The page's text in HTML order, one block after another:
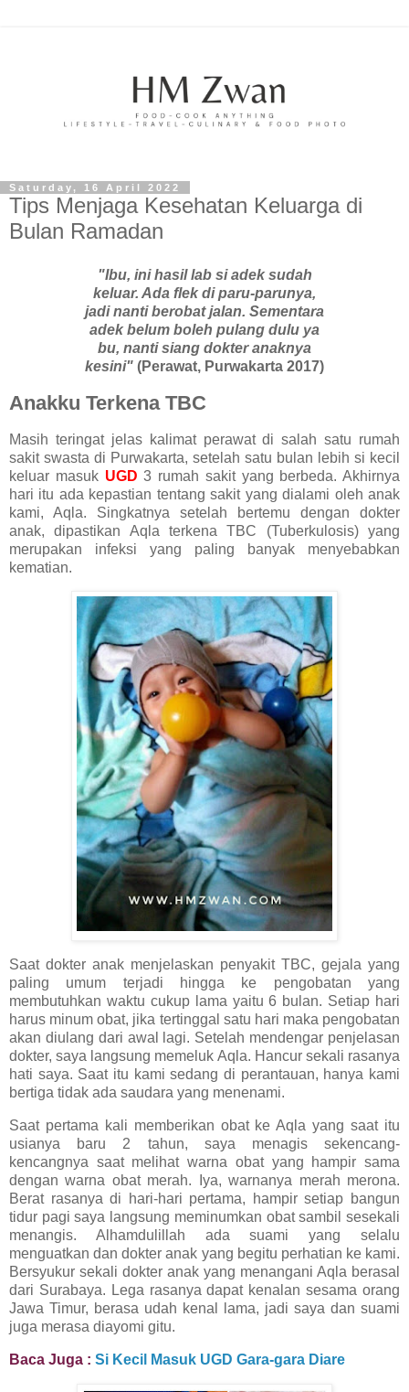
Saturday, 16 April 2022
Tips Menjaga Kesehatan Keluarga di
Bulan Ramadan
"Ibu, ini hasil lab si adek sudah
keluar. Ada flek di paru-parunya,
jadi nanti berobat jalan. Sementara
adek belum boleh pulang dulu ya
bu, nanti siang dokter anaknya
kesini" (Perawat, Purwakarta 2017)
Anakku Terkena TBC
Masih teringat jelas kalimat perawat di salah satu rumah
sakit swasta di Purwakarta, setelah satu bulan lebih si kecil
keluar masuk UGD3 rumah sakit yang berbeda. Akhirnya
hari itu ada kepastian tentang sakit yang dialami oleh anak
kami, Aqla. Singkatnya setelah bertemu dengan dokter
anak, dipastikan Aqla terkena TBC (Tuberkulosis) yang
merupakan infeksi yang paling banyak menyebabkan
kematian.
Saat dokter anak menjelaskan penyakit TBC, gejala yang
paling umum terjadi hingga ke pengobatan yang
membutuhkan waktu cukup lama yaitu 6 bulan. Setiap hari
harus minum obat, jika tertinggal satu hari maka pengobatan
akan diulang dari awal lagi. Setelah mendengar penjelasan
dokter, saya langsung memeluk Aqla. Hancur sekali rasanya
hati saya. Saat itu kami sedang di perantauan, hanya kami
bertiga tidak ada saudara yang menenami.
Saat pertama kali memberikan obat ke Aqla yang saat itu
usianya baru 2 tahun, saya menagis sekencang-
kencangnya saat melihat warna obat yang hampir sama
dengan warna obat merah. Iya, warnanya merah merona.
Berat rasanya di hari-hari pertama, hampir setiap bangun
tidur pagi saya langsung meminumkan obat sambil sesekali
menangis. Alhamdulillah ada suami yang selalu
menguatkan dan dokter anak yang begitu perhatian ke kami.
Bersyukur sekali dokter anak yang menangani Aqla berasal
dari Surabaya. Lega rasanya dapat kenalan sesama orang
Jawa Timur, berasa udah kenal lama, jadi saya dan suami
juga merasa diayomi gitu.
Baca Juga : Si Kecil Masuk UGD Gara-gara Diare